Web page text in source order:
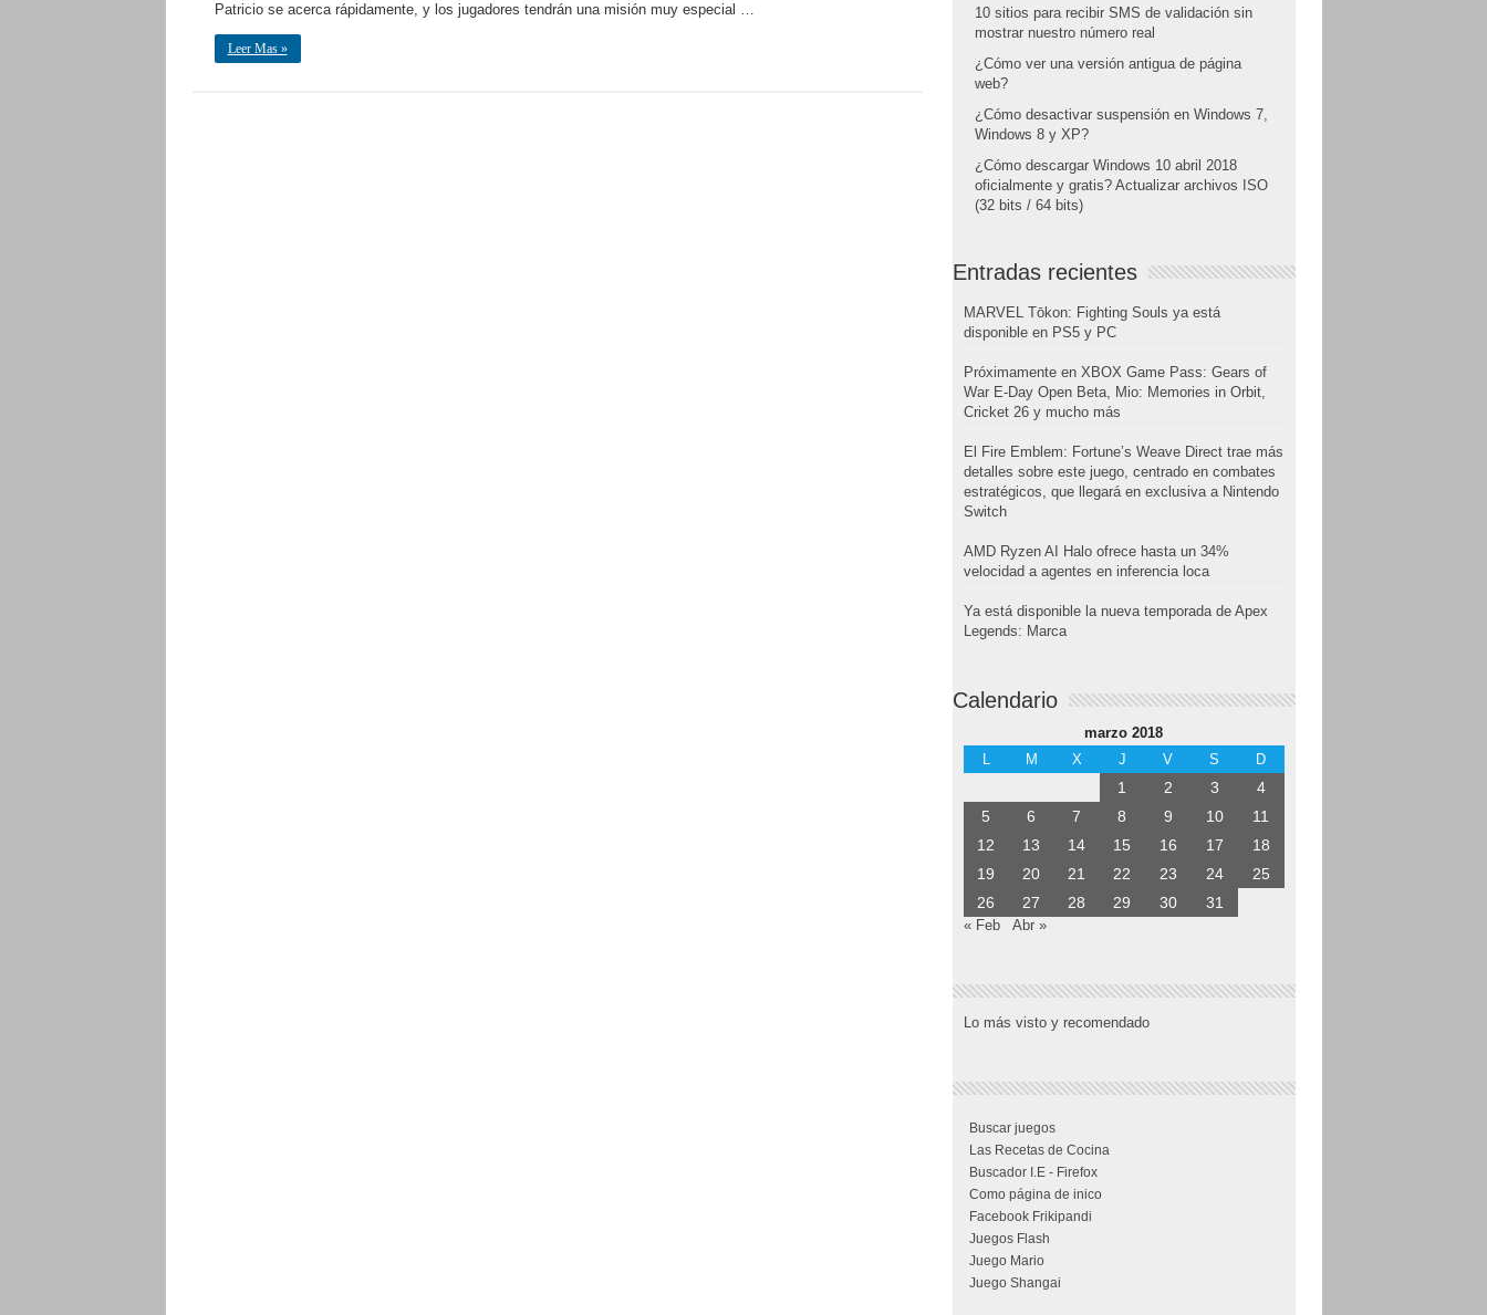
Patricio se acerca rápidamente, y los jugadores tendrán una misión muy especial …
Leer Mas »
10 sitios para recibir SMS de validación sin
mostrar nuestro número real
¿Cómo ver una versión antigua de página
web?
¿Cómo desactivar suspensión en Windows 7,
Windows 8 y XP?
¿Cómo descargar Windows 10 abril 2018
oficialmente y gratis? Actualizar archivos ISO
(32 bits / 64 bits)
Entradas recientes
MARVEL Tōkon: Fighting Souls ya está
disponible en PS5 y PC
Próximamente en XBOX Game Pass: Gears of
War E-Day Open Beta, Mio: Memories in Orbit,
Cricket 26 y mucho más
El Fire Emblem: Fortune’s Weave Direct trae más
detalles sobre este juego, centrado en combates
estratégicos, que llegará en exclusiva a Nintendo
Switch
AMD Ryzen AI Halo ofrece hasta un 34%
velocidad a agentes en inferencia loca
Ya está disponible la nueva temporada de Apex
Legends: Marca
Calendario
marzo 2018
L
M X J V S D
1 2 3
4
5
6 7 8 9 10
11
12
13 14 15 16 17
18
19
20 21 22 23 24
25
26
27 28 29 30 31
« Feb Abr »
Lo más visto y recomendado
Buscar juegos
Las Recetas de Cocina
Buscador I.E - Firefox
Como página de inico
Facebook Frikipandi
Juegos Flash
Juego Mario
Juego Shangai